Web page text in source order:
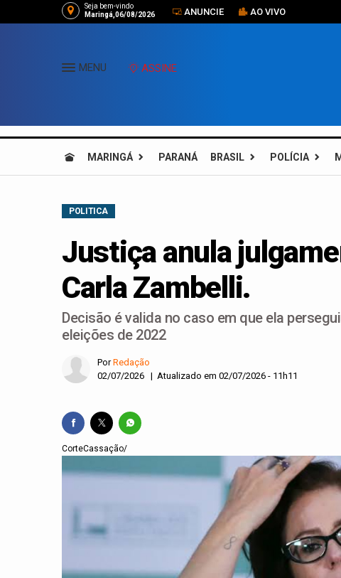
Seja bem-vindo
Maringá,06/08/2026
ANUNCIE AO VIVO
MENU ASSINE
MARINGÁ PARANÁ BRASIL POLÍCIA
POLITICA
Justiça anula
Carla Zambelli.
Decisão é valida no caso em que ela
eleições de 2022
PorRedação
02/07/2026 | Atualizado em 02/07/2026 - 11h11
CorteCassação/